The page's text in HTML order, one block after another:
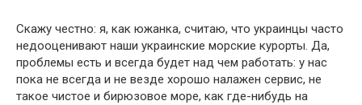
Скажу честно: я, как южанка, считаю, что украинцы часто
недооценивают наши украинские морские курорты. Да,
проблемы есть и всегда будет над чем работать: у нас
пока не всегда и не везде хорошо налажен сервис, не
такое чистое и бирюзовое море, как где-нибудь на